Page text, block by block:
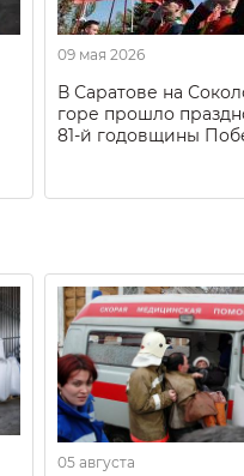
09 мая 2026
В Саратове на
горе прошло
81-й годовщины
05 августа